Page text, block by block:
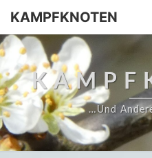
Skip
content
KAMPFKNOTEN
…und